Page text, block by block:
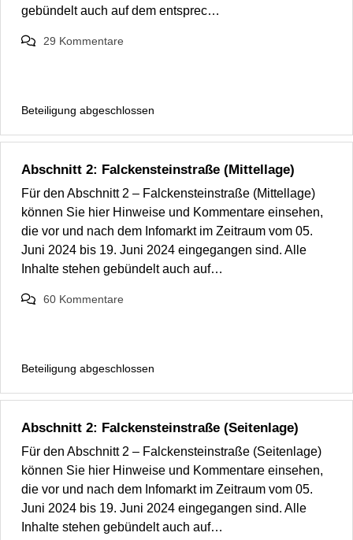
gebündelt auch auf dem entsprec…
29 Kommentare
Beteiligung abgeschlossen
Abschnitt 2: Falckensteinstraße (Mittellage)
Für den Abschnitt 2 – Falckensteinstraße (Mittellage)
können Sie hier Hinweise und Kommentare einsehen,
die vor und nach dem Infomarkt im Zeitraum vom 05.
Juni 2024 bis 19. Juni 2024 eingegangen sind. Alle
Inhalte stehen gebündelt auch auf…
60 Kommentare
Beteiligung abgeschlossen
Abschnitt 2: Falckensteinstraße (Seitenlage)
Für den Abschnitt 2 – Falckensteinstraße (Seitenlage)
können Sie hier Hinweise und Kommentare einsehen,
die vor und nach dem Infomarkt im Zeitraum vom 05.
Juni 2024 bis 19. Juni 2024 eingegangen sind. Alle
Inhalte stehen gebündelt auch auf…